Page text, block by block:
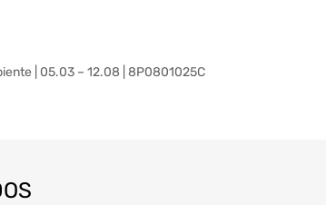
| 05.03 – 12.08 | 8P0801025C